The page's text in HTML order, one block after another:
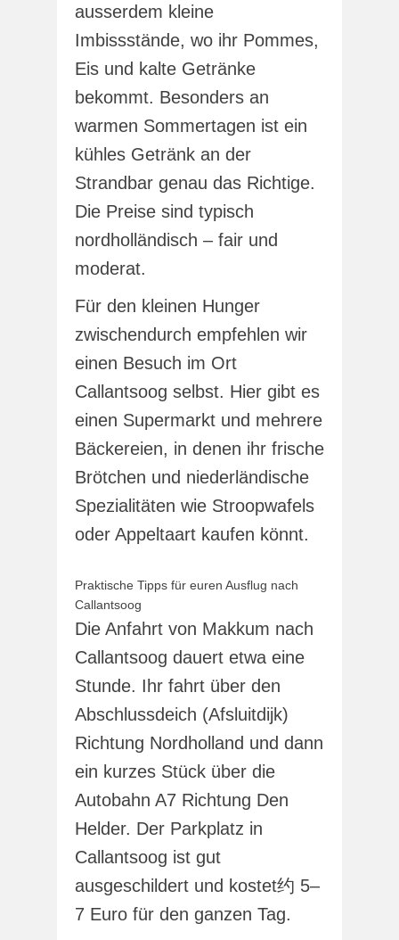
ausserdem kleine
Imbissstände, wo ihr Pommes,
Eis und kalte Getränke
bekommt. Besonders an
warmen Sommertagen ist ein
kühles Getränk an der
Strandbar genau das Richtige.
Die Preise sind typisch
nordholländisch – fair und
moderat.
Für den kleinen Hunger
zwischendurch empfehlen wir
einen Besuch im Ort
Callantsoog selbst. Hier gibt es
einen Supermarkt und mehrere
Bäckereien, in denen ihr frische
Brötchen und niederländische
Spezialitäten wie Stroopwafels
oder Appeltaart kaufen könnt.
Praktische Tipps für euren Ausflug nach
Callantsoog
Die Anfahrt von Makkum nach
Callantsoog dauert etwa eine
Stunde. Ihr fahrt über den
Abschlussdeich (Afsluitdijk)
Richtung Nordholland und dann
ein kurzes Stück über die
Autobahn A7 Richtung Den
Helder. Der Parkplatz in
Callantsoog ist gut
ausgeschildert und kostet约 5–
7 Euro für den ganzen Tag.